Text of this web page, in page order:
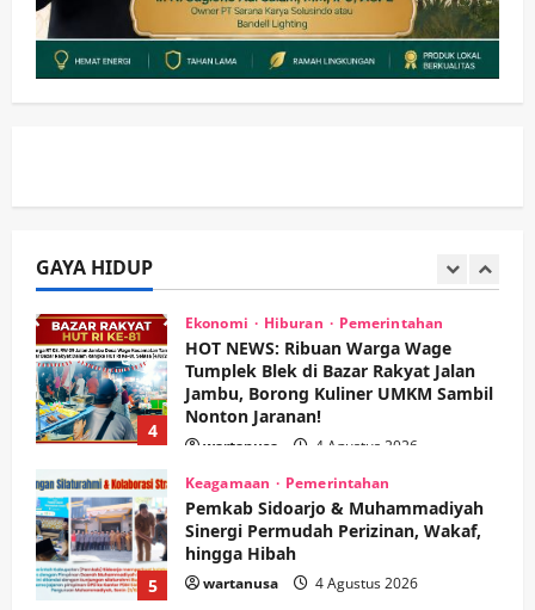
GAYA HIDUP
Kesehatan Pembangunan
Pemerintahan
PANAS! Kalah Tender Proyek RSUD
Sibar Rp 9,9 M, Beranikah CV Tiga
Anugerah Utama Pertaruhkan
3
wartanusa 5 Agustus 2026
4
Ekonomi Hiburan Pemerintahan
HOT NEWS: Ribuan Warga Wage
Tumplek Blek di Bazar Rakyat Jalan
Jambu, Borong Kuliner UMKM Sambil
Nonton Jaranan!
wartanusa 4 Agustus 2026
5
Keagamaan Pemerintahan
Pemkab Sidoarjo & Muhammadiyah
Sinergi Permudah Perizinan, Wakaf,
hingga Hibah
wartanusa 4 Agustus 2026